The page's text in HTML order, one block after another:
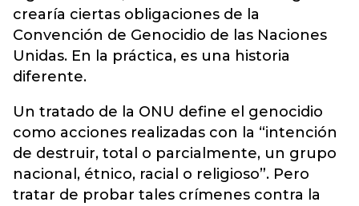
crearía ciertas obligaciones de la
Convención de Genocidio de las Naciones
Unidas. En la práctica, es una historia
diferente.
Un tratado de la ONU define el genocidio
como acciones realizadas con la “intención
de destruir, total o parcialmente, un grupo
nacional, étnico, racial o religioso”. Pero
tratar de probar tales crímenes contra la